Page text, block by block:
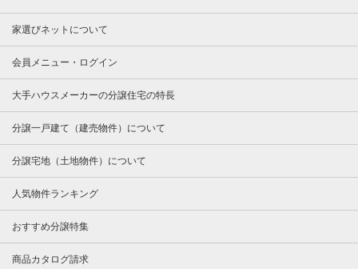
家選びネットについて
会員メニュー・ログイン
大手ハウスメーカーの分譲住宅の特長
分譲一戸建て（建売物件）について
分譲宅地（土地物件）について
人気物件ランキング
おすすめ分譲特集
商品カタログ請求